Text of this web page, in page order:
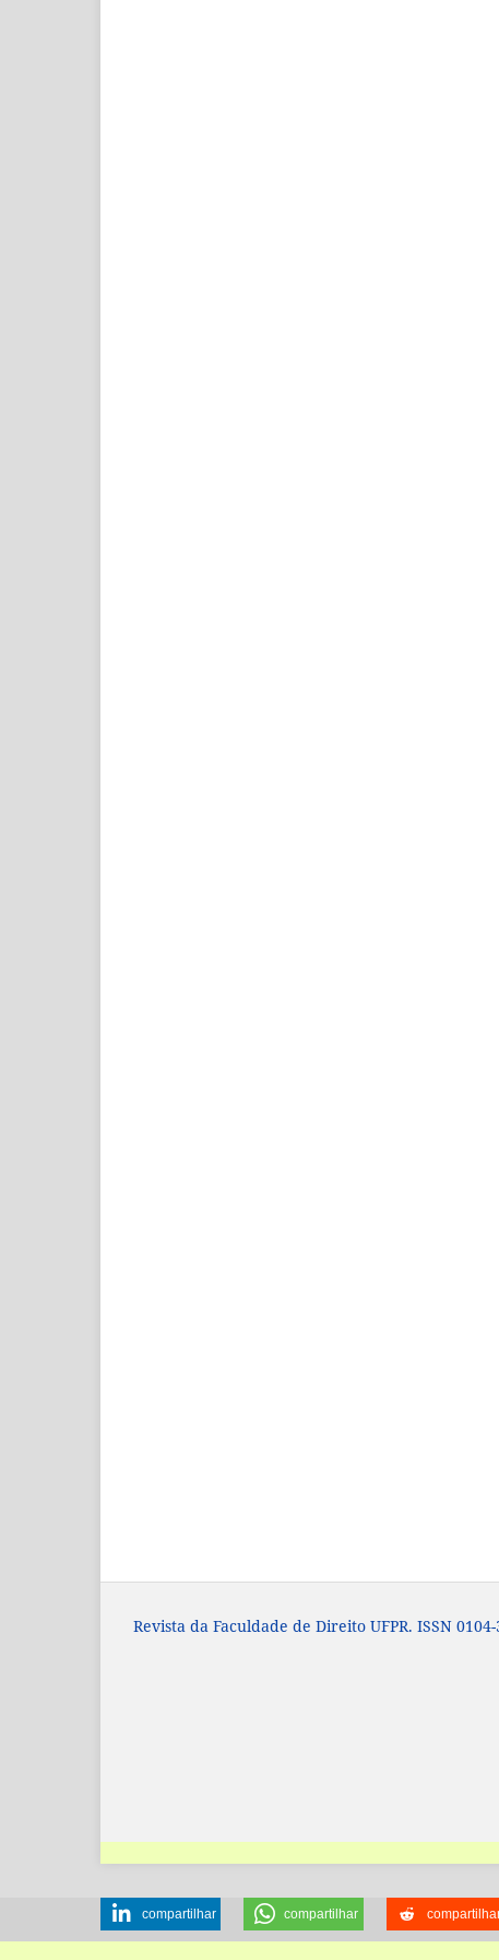
Revista da Faculdade de Direito UFPR. ISSN
compartilhar compartilhar